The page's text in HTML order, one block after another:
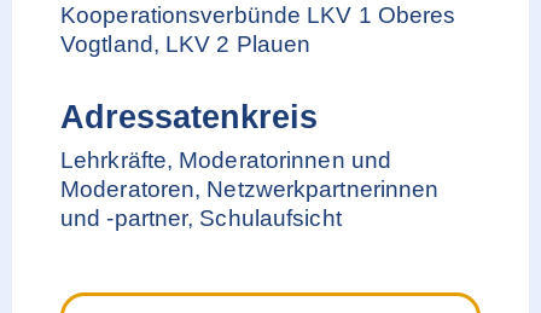
Kooperationsverbünde LKV 1 Oberes
Vogtland, LKV 2 Plauen
Adressatenkreis
Lehrkräfte, Moderatorinnen und
Moderatoren, Netzwerkpartnerinnen
und -partner, Schulaufsicht